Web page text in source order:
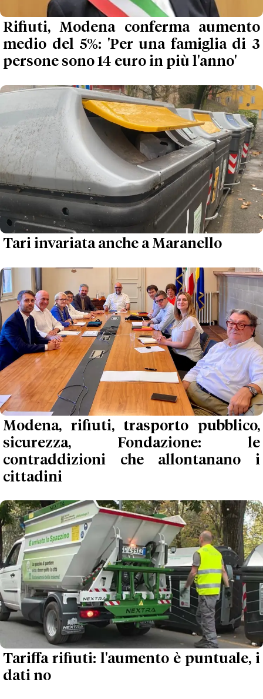
Rifiuti, Modena conferma aumento
medio del 5%: 'Per una famiglia di 3
persone sono 14 euro in più l'anno'
Tari invariata anche a Maranello
Modena, rifiuti, trasporto pubblico,
sicurezza, Fondazione: le
contraddizioni che allontanano i
cittadini
Tariffa rifiuti: l'aumento è puntuale, i
dati no